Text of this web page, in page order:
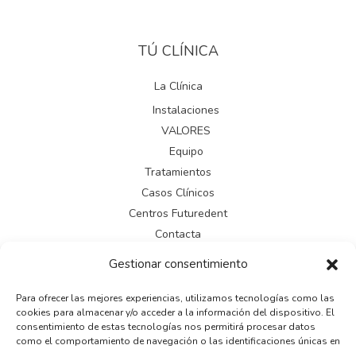
Gestionar consentimiento
Para ofrecer las mejores experiencias, utilizamos tecnologías como las
cookies para almacenar y/o acceder a la información del dispositivo. El
consentimiento de estas tecnologías nos permitirá procesar datos
como el comportamiento de navegación o las identificaciones únicas en
TÚ CLÍNICA
La Clínica
Instalaciones
VALORES
Equipo
Tratamientos
Casos Clínicos
Centros Futuredent
Contacta
Aviso legal
Política de cookies